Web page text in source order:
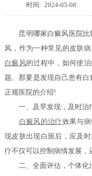
时间: 2024-05-08
昆明哪家白癜风医院比
风，作为一种常见的皮肤
白癜风的过程中，如何使
题。那要是发现自己患有
正规医院的介绍!
一、及早发现，及时治
白癜风的治疗效果与
现皮肤出现白斑后，应及
疗不仅可以控制病情发展，
二、全面评估，个体化